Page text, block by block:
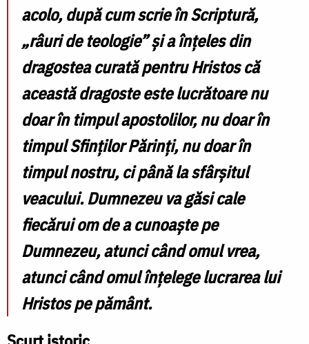
acolo, după cum scrie în Scriptură,
„râuri de teologie” și a înțeles din
dragostea curată pentru Hristos că
această dragoste este lucrătoare nu
doar în timpul apostolilor, nu doar în
timpul Sfinților Părinți, nu doar în
timpul nostru, ci până la sfârșitul
veacului. Dumnezeu va găsi cale
fiecărui om de a cunoaște pe
Dumnezeu, atunci când omul vrea,
atunci când omul înțelege lucrarea lui
Hristos pe pământ.